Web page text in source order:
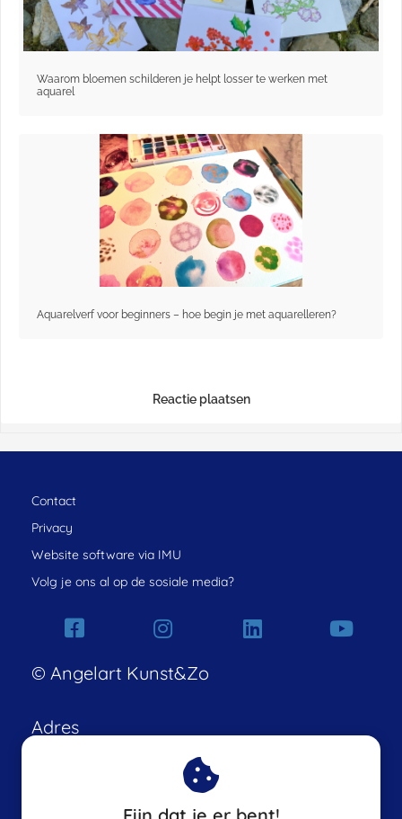
Waarom bloemen schilderen je helpt losser te werken met
aquarel
Aquarelverf voor beginners – hoe begin je met aquarelleren?
Reactie plaatsen
Contact
Privacy
Website software via IMU
Volg je ons al op de sosiale media?
© Angelart Kunst&Zo
Adres